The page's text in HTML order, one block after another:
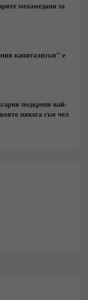
мохамедани за
капитализъм" е
подкрепи най-
някога съм чел